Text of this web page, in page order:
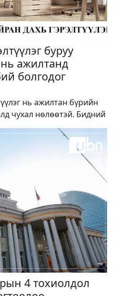
буруу
ажилтанд
болгодог
нь ажилтан бүрийн
чухал нөлөөтэй. Бидний
4 тохиолдол